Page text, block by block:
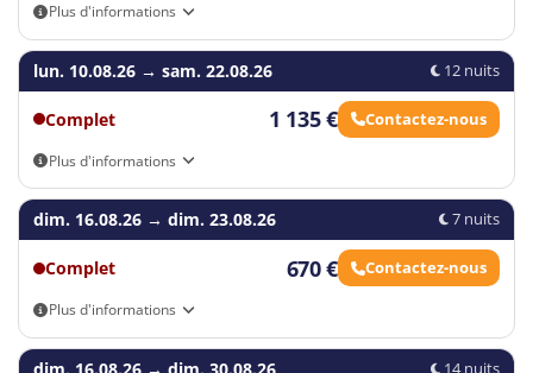
Plus d'informations
Arrivée autonome
lun. 10.08.26 → sam. 22.08.26 12 nuits
Complet 1 135 € Contactez-nous
Plus d'informations
Arrivée autonome
dim. 16.08.26 → dim. 23.08.26 7 nuits
Complet 670 € Contactez-nous
Plus d'informations
Arrivée autonome
dim. 16.08.26 → dim. 30.08.26 14 nuits